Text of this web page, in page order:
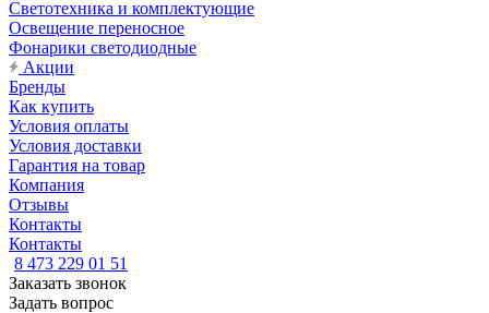
Светотехника и комплектующие
Освещение переносное
Фонарики светодиодные
Акции
Бренды
Как купить
Условия оплаты
Условия доставки
Гарантия на товар
Компания
Отзывы
Контакты
Контакты
8 473 229 01 51
Заказать звонок
Задать вопрос